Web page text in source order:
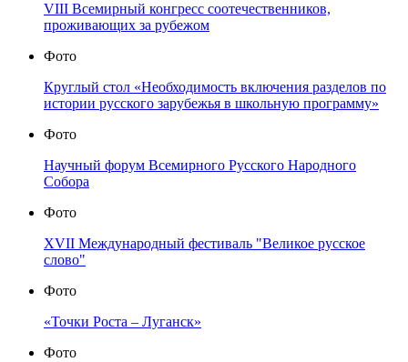
VIII Всемирный конгресс соотечественников,
проживающих за рубежом
Фото
Круглый стол «Необходимость включения разделов по
истории русского зарубежья в школьную программу»
Фото
Научный форум Всемирного Русского Народного
Собора
Фото
XVII Международный фестиваль "Великое русское
слово"
Фото
«Точки Роста – Луганск»
Фото